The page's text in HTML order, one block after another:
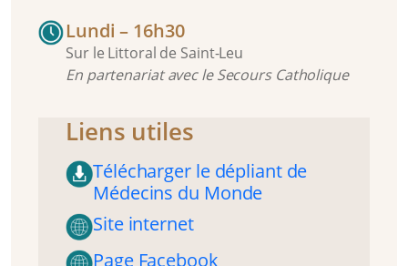
Lundi – 16h30
Sur le Littoral de Saint-Leu
En partenariat avec le Secours Catholique
Liens utiles
Télécharger le dépliant de
Médecins du Monde
Site internet
Page Facebook